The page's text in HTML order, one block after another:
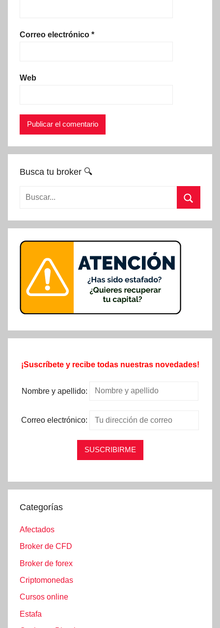
Correo electrónico *
Web
Busca tu broker 🔍
Buscar:
¡Suscríbete y recibe todas nuestras novedades!
Nombre y apellido:
Correo electrónico:
Categorías
Afectados
Broker de CFD
Broker de forex
Criptomonedas
Cursos online
Estafa